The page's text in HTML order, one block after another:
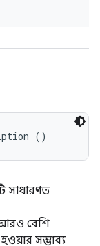
()
সাধারণত
বেশি
সম্ভাব্য